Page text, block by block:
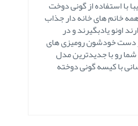
با استفاده از گونی دوخت
خانم های خانه دار جذاب
اونو یادبگیرند و در
دست خودشون رومیزی های
شما رو با جدیدترین مدل
با کیسه گونی دوخته